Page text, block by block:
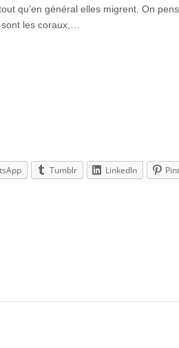
qu’en général elles migrent. On
sont les coraux,…
Tumblr LinkedIn